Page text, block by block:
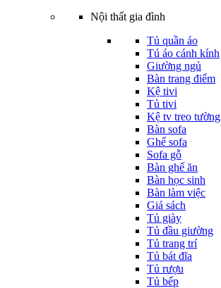
Nội thất gia đình
Tủ quần áo
Tú áo cánh kính
Giường ngủ
Bàn trang điểm
Kệ tivi
Tủ tivi
Kệ tv treo tường
Bàn sofa
Ghế sofa
Sofa gỗ
Bàn ghế ăn
Bàn học sinh
Bàn làm việc
Giá sách
Tủ giày
Tủ đầu giường
Tủ trang trí
Tủ bát đĩa
Tủ rượu
Tủ bếp